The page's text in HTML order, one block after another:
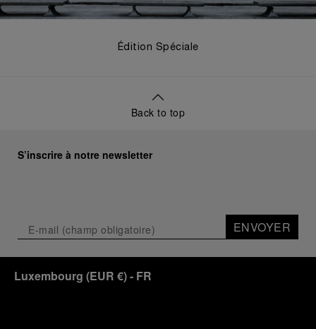
Édition Spéciale
Back to top
S’inscrire à notre newsletter
ENVOYER
Luxembourg (EUR €)- FR